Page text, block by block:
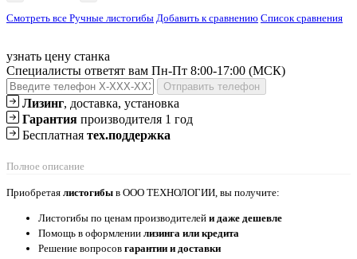
Смотреть все Ручные листогибы Добавить к сравнению Список сравнения
узнать цену станка
Специалисты ответят вам Пн-Пт 8:00-17:00 (МСК)
Отправить телефон
Лизинг, доставка, установка
Гарантия производителя 1 год
Бесплатная тех.поддержка
Полное описание
Приобретая листогибы в ООО ТЕХНОЛОГИИ, вы получите:
Листогибы по ценам производителей и даже дешевле
Помощь в оформлении лизинга или кредита
Решение вопросов гарантии и доставки